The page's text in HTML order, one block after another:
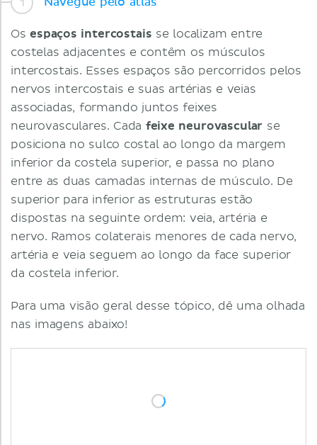
Osespaços intercostais se localizam entre
costelas adjacentes e contêm os músculos
intercostais. Esses espaços são percorridos pelos
nervos intercostais e suas artérias e veias
associadas, formando juntos feixes
neurovasculares. Cada feixe neurovascular se
posiciona no sulco costal ao longo da margem
inferior da costela superior, e passa no plano
entre as duas camadas internas de músculo. De
superior para inferior as estruturas estão
dispostas na seguinte ordem: veia, artéria e
nervo. Ramos colaterais menores de cada nervo,
artéria e veia seguem ao longo da face superior
da costela inferior.
Para uma visão geral desse tópico, dê uma olhada
nas imagens abaixo!